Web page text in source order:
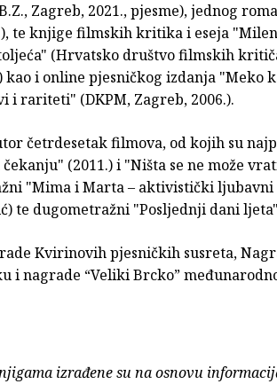
Zagreb, 2021., pjesme), jednog
te knjige filmskih kritika i eseja
(Hrvatsko društvo filmskih
i online pjesničkog izdanja "Meko
i rariteti" (DKPM, Zagreb, 2006.).
četrdesetak filmova, od kojih su
(2011.) i "Ništa se ne može
"Mima i Marta – aktivistički ljubavni
te dugometražni "Posljednji dani
Kvirinovih pjesničkih susreta,
i nagrade “Veliki Brcko”
izrađene su na osnovu